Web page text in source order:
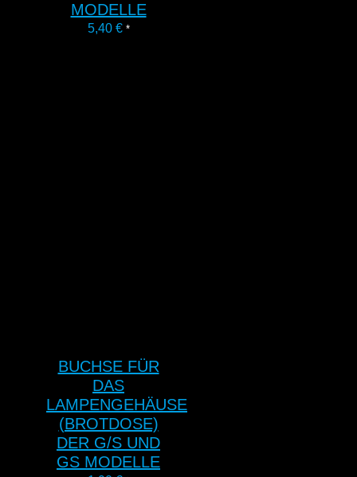
MODELLE
5,40 € *
BUCHSE FÜR
DAS
LAMPENGEHÄUSE
(BROTDOSE)
DER G/S UND
GS MODELLE